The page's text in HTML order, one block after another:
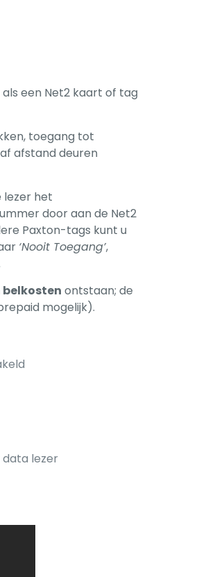
een Net2 kaart of tag
toegang tot
afstand deuren
lezer het
door aan de Net2
Paxton-tags kunt u
‘Nooit Toegang’,
belkosten ontstaan; de
mogelijk).
lezer